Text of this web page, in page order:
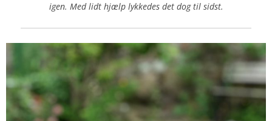
igen. Med lidt hjælp lykkedes det dog til sidst.